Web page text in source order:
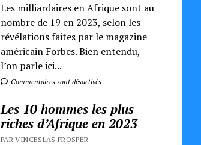
Les milliardaires en Afrique sont au
nombre de 19 en 2023, selon les
révélations faites par le magazine
américain Forbes. Bien entendu,
l’on parle ici...
Commentaires sont désactivés
Les 10 hommes les plus
riches d’Afrique en 2023
PAR VINCESLAS PROSPER